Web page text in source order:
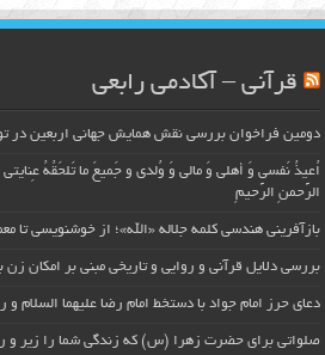
قرآنی – آکادمی رابعی
دومین فراخوان بررسی نقش همایش جهانی اربعین در
اُعیذُ نَفسی وَ أهلی وَ مالی وَ وُلدی و جَمیعَ ما تَلحَقُهُ
الرَّحمنِ الرَّحیمِ
بازآفرینی هندسی کلمه جلاله «الله»؛ از خوشنویسی تا
بررسی دلایل قرآنی و روایی و تاریخی مبنی بر امکان
دعای حرز امام جواد با دستخط امام رضا علیهما السلام
صلواتی برای حضرت زهرا (س) که زندگی شما را زیر و